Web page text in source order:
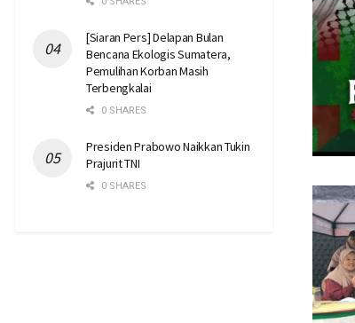
[Siaran Pers] Delapan Bulan
Bencana Ekologis Sumatera,
Pemulihan Korban Masih
Terbengkalai
0 SHARES
Presiden Prabowo Naikkan Tukin
Prajurit TNI
0 SHARES